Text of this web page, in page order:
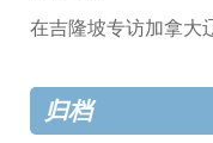
在吉隆坡专访加拿大
归档